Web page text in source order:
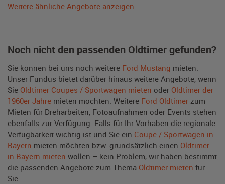
Weitere ähnliche Angebote anzeigen
Noch nicht den passenden Oldtimer gefunden?
Sie können bei uns noch weitere Ford Mustang mieten.
Unser Fundus bietet darüber hinaus weitere Angebote, wenn
Sie Oldtimer Coupes / Sportwagen mieten oder Oldtimer der
1960er Jahre mieten möchten. Weitere Ford Oldtimer zum
Mieten für Dreharbeiten, Fotoaufnahmen oder Events stehen
ebenfalls zur Verfügung. Falls für Ihr Vorhaben die regionale
Verfügbarkeit wichtig ist und Sie ein Coupe / Sportwagen in
Bayern mieten möchten bzw. grundsätzlich einen Oldtimer
in Bayern mieten wollen – kein Problem, wir haben bestimmt
die passenden Angebote zum Thema Oldtimer mieten für
Sie.